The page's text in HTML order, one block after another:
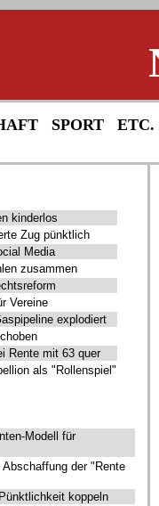
SPORT ETC.
kinderlos
Zug pünktlich
Media
zusammen
Vereine
explodiert
Rente mit 63 quer
als "Rollenspiel"
Modell für
der "Rente
koppeln